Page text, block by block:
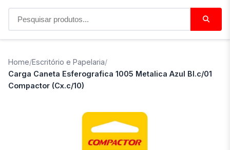
Home/Escritório e Papelaria/
Carga Caneta Esferografica 1005 Metalica Azul Bl.c/01
Compactor (Cx.c/10)